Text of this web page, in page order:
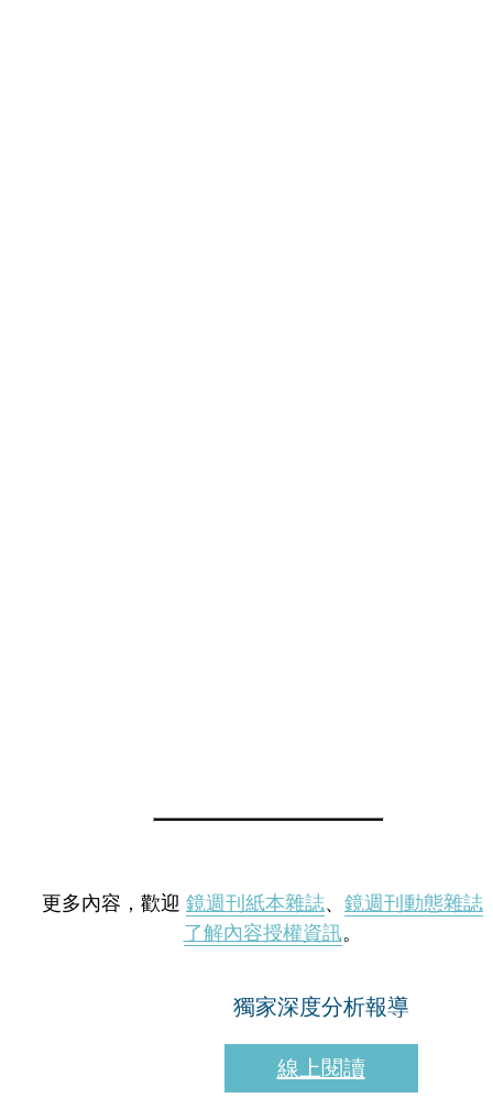
更多內容，歡迎 鏡週刊紙本雜誌、 鏡週刊動態雜誌
了解內容授權資訊。
獨家深度分析報導
線上閱讀